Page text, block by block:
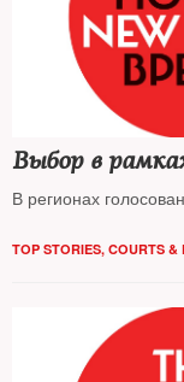
Выбор в
В регионах
TOP STORIES, COURTS &